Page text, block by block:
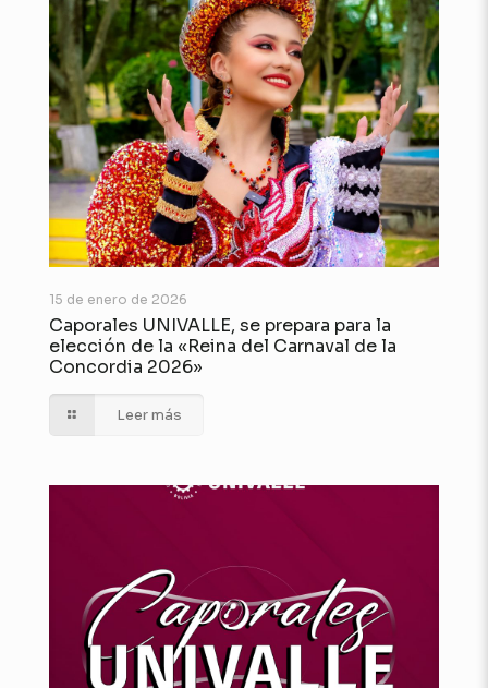
15 de enero de 2026
Caporales UNIVALLE, se prepara para la
elección de la «Reina del Carnaval de la
Concordia 2026»
Leer más